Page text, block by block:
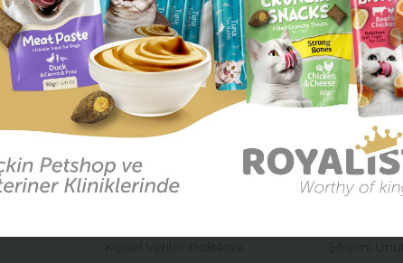
Yorum Yaz
Gönder
ALIŞVERİŞ
Mesafeli Satış Sözleşmesi
Kişisel Veriler Politikası
ÜYELİK
Hesabım
Yeni Üyelik
Şifremi